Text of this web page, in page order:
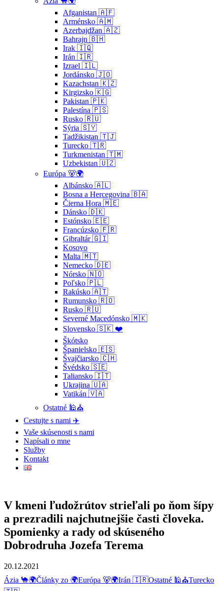
Afganistan 🇦🇫
Arménsko 🇦🇲
Azerbajdžan 🇦🇿
Bahrajn 🇧🇭
Irak 🇮🇶
Irán 🇮🇷
Izrael 🇮🇱
Jordánsko 🇯🇴
Kazachstan 🇰🇿
Kirgizsko 🇰🇬
Pakistan 🇵🇰
Palestína 🇵🇸
Rusko 🇷🇺
Sýria 🇸🇾
Tadžikistan 🇹🇯
Turecko 🇹🇷
Turkmenistan 🇹🇲
Uzbekistan 🇺🇿
Európa 🐻🌍
Albánsko 🇦🇱
Bosna a Hercegovina 🇧🇦
Čierna Hora 🇲🇪
Dánsko 🇩🇰
Estónsko 🇪🇪
Francúzsko 🇫🇷
Gibraltár 🇬🇮
Kosovo
Malta 🇲🇹
Nemecko 🇩🇪
Nórsko 🇳🇴
Poľsko 🇵🇱
Rakúsko 🇦🇹
Rumunsko 🇷🇴
Rusko 🇷🇺
Severné Macedónsko 🇲🇰
Slovensko 🇸🇰 ❤️
Škótsko
Španielsko 🇪🇸
Švajčiarsko 🇨🇭
Švédsko 🇸🇪
Taliansko 🇮🇹
Ukrajina 🇺🇦
Vatikán 🇻🇦
Ostatné 🕌⛪
Cestujte s nami ✈️
Vaše skúsenosti s nami
Napísali o mne
Služby
Kontakt
V kmeni ľudožrútov strieľali po ňom šípy
a prezradili najchutnejšie časti človeka.
Spomienky a rady od skúseného
Dobrodruha Jozefa Terema
20.12.2021
Ázia 🐪🌍Články zo 🌍Európa 🐻🌍Irán 🇮🇷Ostatné 🕌⛪Turecko